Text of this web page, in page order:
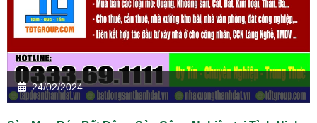
24/02/2024